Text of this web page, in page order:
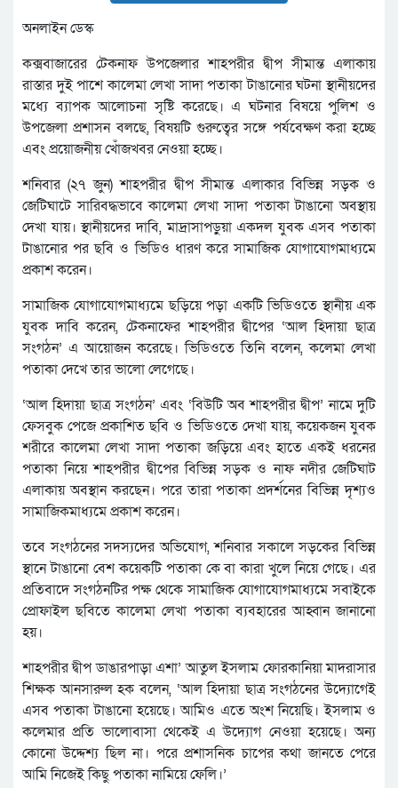
অনলাইন ডেস্ক
কক্সবাজারের টেকনাফ উপজেলার শাহপরীর দ্বীপ সীমান্ত এলাকায়
রাস্তার দুই পাশে কালেমা লেখা সাদা পতাকা টাঙানোর ঘটনা স্থানীয়দের
মধ্যে ব্যাপক আলোচনা সৃষ্টি করেছে। এ ঘটনার বিষয়ে পুলিশ ও
উপজেলা প্রশাসন বলছে, বিষয়টি গুরুত্বের সঙ্গে পর্যবেক্ষণ করা হচ্ছে
এবং প্রয়োজনীয় খোঁজখবর নেওয়া হচ্ছে।
শনিবার (২৭ জুন) শাহপরীর দ্বীপ সীমান্ত এলাকার বিভিন্ন সড়ক ও
জেটিঘাটে সারিবদ্ধভাবে কালেমা লেখা সাদা পতাকা টাঙানো অবস্থায়
দেখা যায়। স্থানীয়দের দাবি, মাদ্রাসাপড়ুয়া একদল যুবক এসব পতাকা
টাঙানোর পর ছবি ও ভিডিও ধারণ করে সামাজিক যোগাযোগমাধ্যমে
প্রকাশ করেন।
সামাজিক যোগাযোগমাধ্যমে ছড়িয়ে পড়া একটি ভিডিওতে স্থানীয় এক
যুবক দাবি করেন, টেকনাফের শাহপরীর দ্বীপের ‘আল হিদায়া ছাত্র
সংগঠন’ এ আয়োজন করেছে। ভিডিওতে তিনি বলেন, কলেমা লেখা
পতাকা দেখে তার ভালো লেগেছে।
‘আল হিদায়া ছাত্র সংগঠন’ এবং ‘বিউটি অব শাহপরীর দ্বীপ’ নামে দুটি
ফেসবুক পেজে প্রকাশিত ছবি ও ভিডিওতে দেখা যায়, কয়েকজন যুবক
শরীরে কালেমা লেখা সাদা পতাকা জড়িয়ে এবং হাতে একই ধরনের
পতাকা নিয়ে শাহপরীর দ্বীপের বিভিন্ন সড়ক ও নাফ নদীর জেটিঘাট
এলাকায় অবস্থান করছেন। পরে তারা পতাকা প্রদর্শনের বিভিন্ন দৃশ্যও
সামাজিকমাধ্যমে প্রকাশ করেন।
তবে সংগঠনের সদস্যদের অভিযোগ, শনিবার সকালে সড়কের বিভিন্ন
স্থানে টাঙানো বেশ কয়েকটি পতাকা কে বা কারা খুলে নিয়ে গেছে। এর
প্রতিবাদে সংগঠনটির পক্ষ থেকে সামাজিক যোগাযোগমাধ্যমে সবাইকে
প্রোফাইল ছবিতে কালেমা লেখা পতাকা ব্যবহারের আহ্বান জানানো
হয়।
শাহপরীর দ্বীপ ডাঙারপাড়া এশা’ আতুল ইসলাম ফোরকানিয়া মাদরাসার
শিক্ষক আনসারুল হক বলেন, ‘আল হিদায়া ছাত্র সংগঠনের উদ্যোগেই
এসব পতাকা টাঙানো হয়েছে। আমিও এতে অংশ নিয়েছি। ইসলাম ও
কলেমার প্রতি ভালোবাসা থেকেই এ উদ্যোগ নেওয়া হয়েছে। অন্য
কোনো উদ্দেশ্য ছিল না। পরে প্রশাসনিক চাপের কথা জানতে পেরে
আমি নিজেই কিছু পতাকা নামিয়ে ফেলি।’